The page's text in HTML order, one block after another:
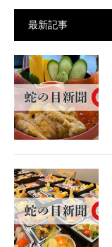
最新記事